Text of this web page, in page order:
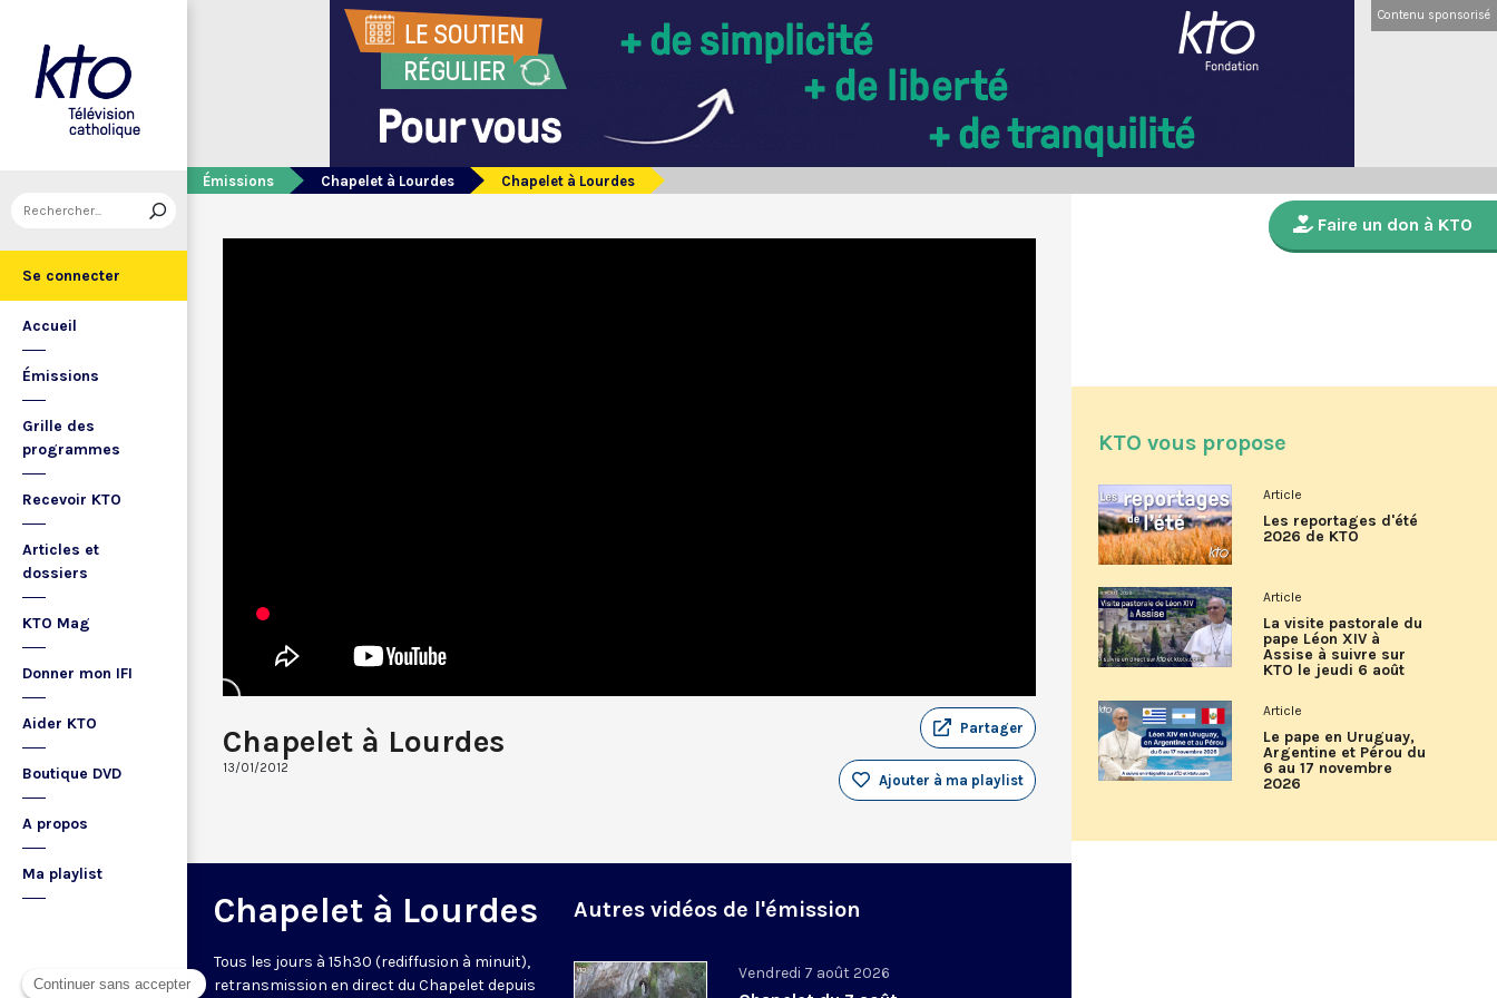
Se connecter
Accueil
Émissions
Grille des
programmes
Recevoir KTO
Articles et
dossiers
KTO Mag
Donner mon IFI
Aider KTO
Boutique DVD
A propos
Ma playlist
Contenu sponsorisé
Émissions Chapelet à Lourdes Chapelet à Lourdes
Chapelet à Lourdes
13/01/2012
Partager
Ajouter à ma playlist
Chapelet à Lourdes
Tous les jours à 15h30 (rediffusion à minuit),
retransmission en direct du Chapelet depuis
Autres vidéos de l'émission
Vendredi 7 août 2026
Faire un don à KTO
KTO vous propose
Article
Les reportages d'été
2026 de KTO
Article
La visite pastorale du
pape Léon XIV à
Assise à suivre sur
KTO le jeudi 6 août
Article
Le pape en Uruguay,
Argentine et Pérou du
6 au 17 novembre
2026